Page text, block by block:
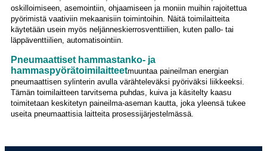
oskilloimiseen, asemointiin, ohjaamiseen ja moniin muihin rajoitettua
pyörimistä vaativiin mekaanisiin toimintoihin. Näitä toimilaitteita
käytetään usein myös neljänneskierrosventtiilien, kuten pallo- tai
läppäventtiilien, automatisointiin.
Pneumaattiset hammastanko- ja
hammaspyörätoimilaitteetmuuntaa paineilman energian
pneumaattisen sylinterin avulla värähteleväksi pyöriväksi liikkeeksi.
Tämän toimilaitteen tarvitsema puhdas, kuiva ja käsitelty kaasu
toimitetaan keskitetyn paineilma-aseman kautta, joka yleensä tukee
useita pneumaattisia laitteita prosessijärjestelmässä.